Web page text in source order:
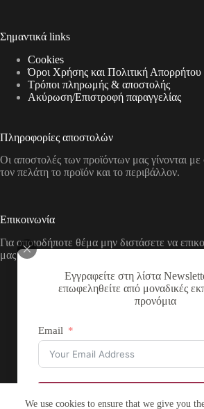
Εγγραφείτε στη λίστα
επωφεληθείτε από μοναδικές
προνόμια
Email
We use cookies to ensure that we give you
Σημαντικά links
Cookies
Όροι Χρήσης και Πολιτική Απορρήτου
Τρόποι πληρωμής & αποστολής
Aκύρωση/Επιστροφή παραγγελίας
Πληροφορίες αποστολών
Οι αποστολές των προϊόντων μας γίνονται
τον πελάτη το προϊόν και το περιβάλλον.
Επικοινωνία
Για οποιοδήποτε θέμα μην διστάσετε να
μας με τους παρακάτω τρόπους
Διεύθυνση:
Νικολάου Χάσου 19, ΤΚ
Τηλέφωνο:
+30 2385 503290
Email: